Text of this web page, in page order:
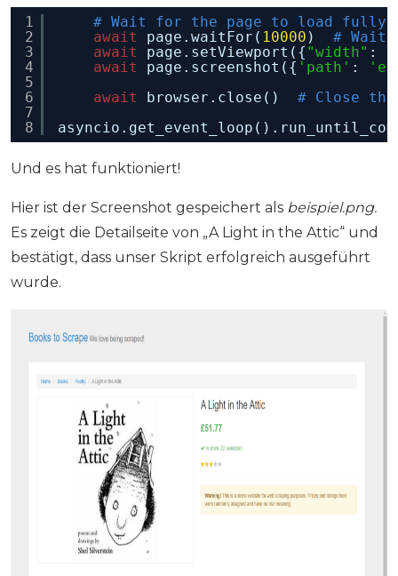
1
2
3
4
5
6
7
8
# Wait for the page to load fully
await
page.waitFor( 10000 ) # Wait
await
page.setViewport({ "width" :
await
page.screenshot({ 'path' :
await
browser.close() # Close
Und es hat funktioniert!
Hier ist der Screenshot gespeichert als beispiel.png.
Es zeigt die Detailseite von „A Light in the Attic“ und
bestätigt, dass unser Skript erfolgreich ausgeführt
wurde.